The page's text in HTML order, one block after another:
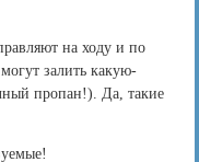
на ходу и по
залить какую-
пропан!). Да, такие